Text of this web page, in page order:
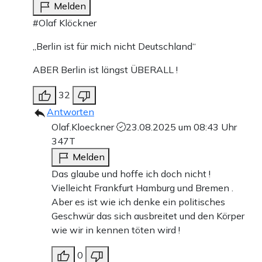
Melden
#Olaf Klöckner
„Berlin ist für mich nicht Deutschland“
ABER Berlin ist längst ÜBERALL !
32
Antworten
Olaf.Kloeckner
23.08.2025 um 08:43 Uhr
347T
Melden
Das glaube und hoffe ich doch nicht !
Vielleicht Frankfurt Hamburg und Bremen .
Aber es ist wie ich denke ein politisches
Geschwür das sich ausbreitet und den Körper
wie wir in kennen töten wird !
0